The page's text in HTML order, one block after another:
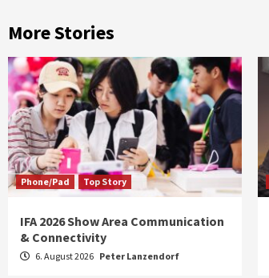
More Stories
Phone/Pad Top Story
IFA 2026 Show Area Communication
& Connectivity
6. August 2026 Peter Lanzendorf